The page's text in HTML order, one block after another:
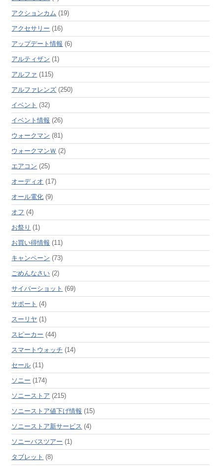
アクションカム (19)
アクセサリー (16)
アップデート情報 (6)
アルティザン (1)
アルファ (115)
アルファレンズ (250)
イベント (32)
イベント情報 (26)
ウォークマン (81)
ウォークマンＷ (2)
エアコン (25)
オーディオ (17)
オール電化 (9)
オフ (4)
お祭り (1)
お買い得情報 (11)
キャンペーン (73)
ごめんなさい (2)
サイバーショット (69)
サポート (4)
スーリヤ (1)
スピーカー (44)
スマートウォッチ (14)
セール (11)
ソニー (174)
ソニーストア (215)
ソニーストア値下げ情報 (15)
ソニーストア新サービス (4)
ソニーバスツアー (1)
タブレット (8)